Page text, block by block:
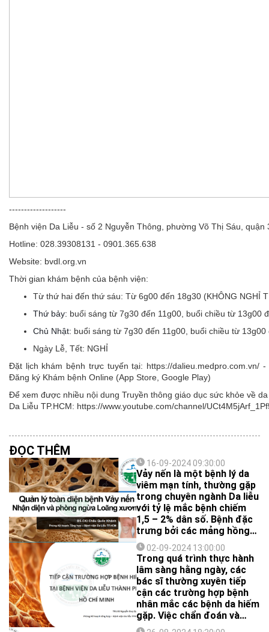
-------------------
Bệnh viện Da Liễu - số 2 Nguyễn Thông, phường Võ Thị Sáu, quận
Hotline: 028.39308131 - 0901.365.638
Website: bvdl.org.vn
Thời gian khám bệnh của bệnh viện:
Từ thứ hai đến thứ sáu: Từ 6g00 đến 18g30 (KHÔNG NGHỈ
Thứ bảy: buổi sáng từ 7g30 đến 11g00, buổi chiều từ 13g00
Chủ Nhật: buổi sáng từ 7g30 đến 11g00, buổi chiều từ 13g00
Ngày Lễ, Tết: NGHỈ
Đặt lịch khám bệnh trực tuyến tại: https://dalieu.medpro.com.vn/
Đăng ký Khám bệnh Online (App Store, Google Play)
Để xem được nhiều nội dung Truyền thông giáo dục sức khỏe về
Da Liễu TP.HCM: https://www.youtube.com/channel/
ĐỌC THÊM
16-09-2024 09:30:00
Vảy nến là một bệnh lý da
viêm mạn tính, thường gặp
trong chuyên ngành Da liễu
với tỷ lệ mắc bệnh chiếm
1,5 – 2% dân số. Bệnh đặc
trưng bởi các mảng hồng
ban màu đỏ tươi giới hạn
rõ, tróc vảy trắng thành
phiến, ánh xà cừ. Với cơ chế
bệnh sinh ngày càng được
hiểu rõ, vảy nến không chỉ
khu trú ở da mà là bệnh lý
có tính chất viêm hệ thống,
thông qua trung gian miễn
02-09-2024 13:00:00
Trong quá trình thực hành
lâm sàng hằng ngày, các
bác sĩ thường xuyên tiếp
cận các trường hợp bệnh
nhân mắc các bệnh da hiếm
gặp. Việc chẩn đoán và
điều trị những trường hợp